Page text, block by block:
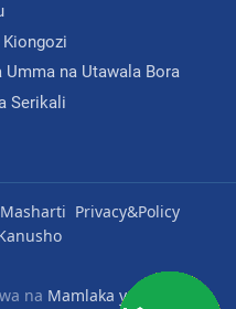
na Utawala Bora
Serikali
Privacy&Policy
na Mamlaka ya Serikali